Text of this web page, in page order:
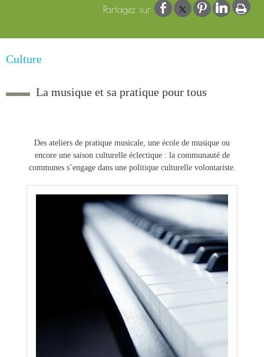
Culture
La musique et sa pratique pour tous
Des ateliers de pratique musicale, une école de musique ou
encore une saison culturelle éclectique : la communauté de
communes s’engage dans une politique culturelle volontariste.